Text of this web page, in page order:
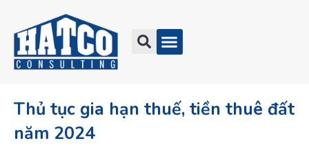
Thủ tục gia hạn thuế, tiền thuê đất
năm 2024